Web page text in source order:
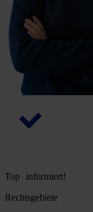
Top informiert!
Rechtsgebiete